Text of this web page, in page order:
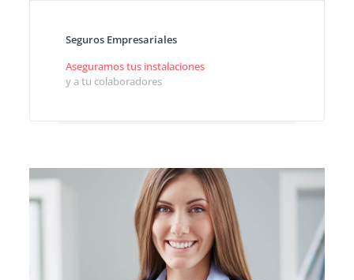
Seguros Empresariales
Aseguramos tus instalaciones
y a tu colaboradores